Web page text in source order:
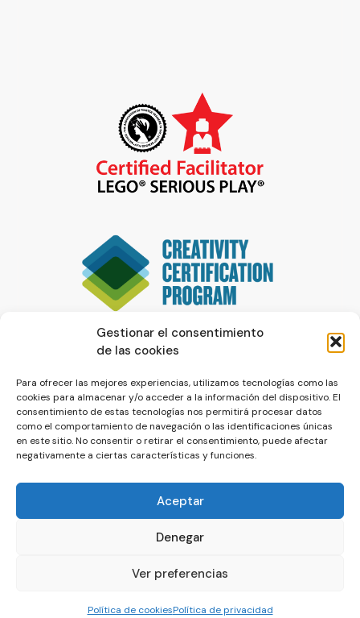
Gestionar el consentimiento
de las cookies
Para ofrecer las mejores experiencias, utilizamos tecnologías como las
cookies para almacenar y/o acceder a la información del dispositivo. El
consentimiento de estas tecnologías nos permitirá procesar datos
como el comportamiento de navegación o las identificaciones únicas
en este sitio. No consentir o retirar el consentimiento, puede afectar
negativamente a ciertas características y funciones.
Aceptar
Denegar
Ver preferencias
Política de cookiesPolítica de privacidad
© La Servilleta - El Blog de Paco Prieto
Política de cookiesPolítica de privacidad